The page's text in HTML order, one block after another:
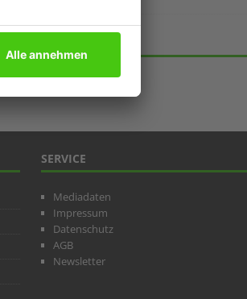
SERVICE
Mediadaten
Impressum
Datenschutz
AGB
Newsletter